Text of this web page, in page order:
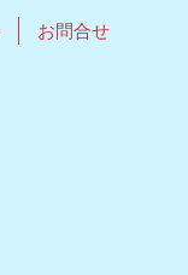
お問合せ